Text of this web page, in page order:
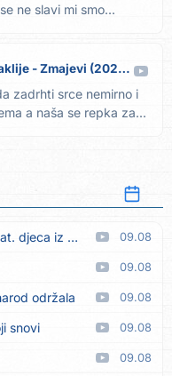
ne slavi mi smo...
- Zmajevi (2026.)
zadrhti srce nemirno i
a naša se repka za...
iz Matulja) 09.08
09.08
održala 09.08
snovi 09.08
09.08